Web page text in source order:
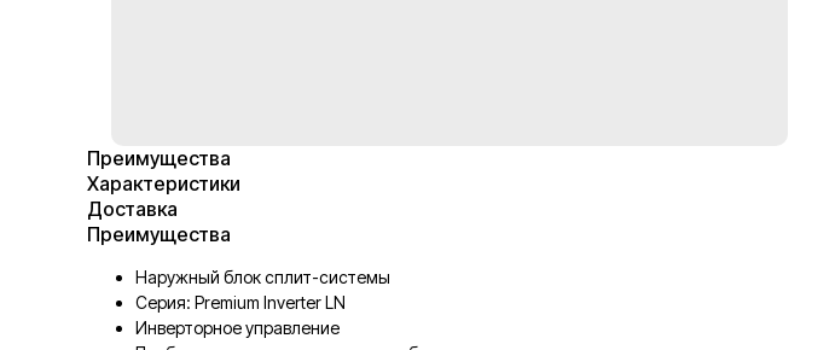
Преимущества
Характеристики
Доставка
Преимущества
Наружный блок сплит-системы
Серия: Premium Inverter LN
Инверторное управление